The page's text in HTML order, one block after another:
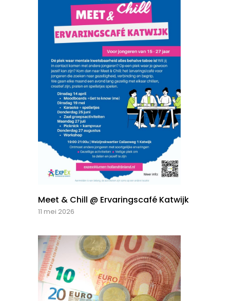
Meet & Chill @ Ervaringscafé Katwijk
11 mei 2026